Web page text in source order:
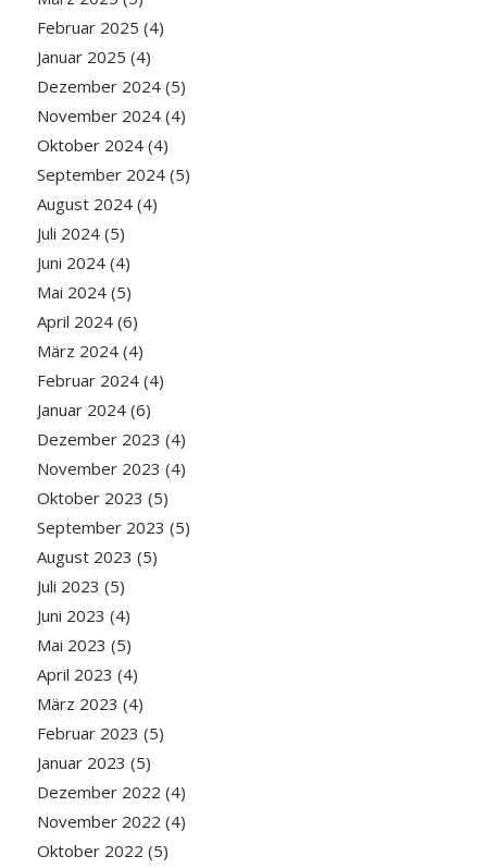
Februar 2025 (4)
Januar 2025 (4)
Dezember 2024(5)
November 2024(4)
Oktober 2024(4)
September 2024(5)
August 2024(4)
Juli 2024(5)
Juni 2024(4)
Mai 2024(5)
April 2024(6)
März 2024(4)
Februar 2024(4)
Januar 2024(6)
Dezember 2023 (4)
November 2023 (4)
Oktober 2023 (5)
September 2023 (5)
August 2023 (5)
Juli 2023 (5)
Juni 2023 (4)
Mai 2023 (5)
April 2023 (4)
März 2023 (4)
Februar 2023 (5)
Januar 2023 (5)
Dezember 2022 (4)
November 2022 (4)
Oktober 2022 (5)